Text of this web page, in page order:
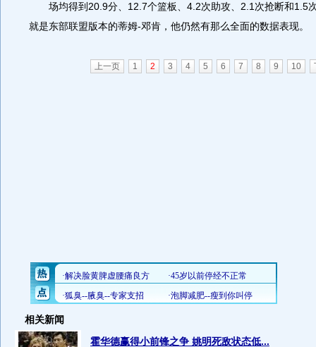
场均得到20.9分、12.7个篮板、4.2次助攻、2.1次抢断和1.5
就是东部联盟版本的蒂姆-邓肯，他仍然有那么全面的数据表现。
上一页 1 2 3 4 5 6 7 8 9 10
相关新闻
霍华德赢得小前锋之争 姚明死敌状态低...